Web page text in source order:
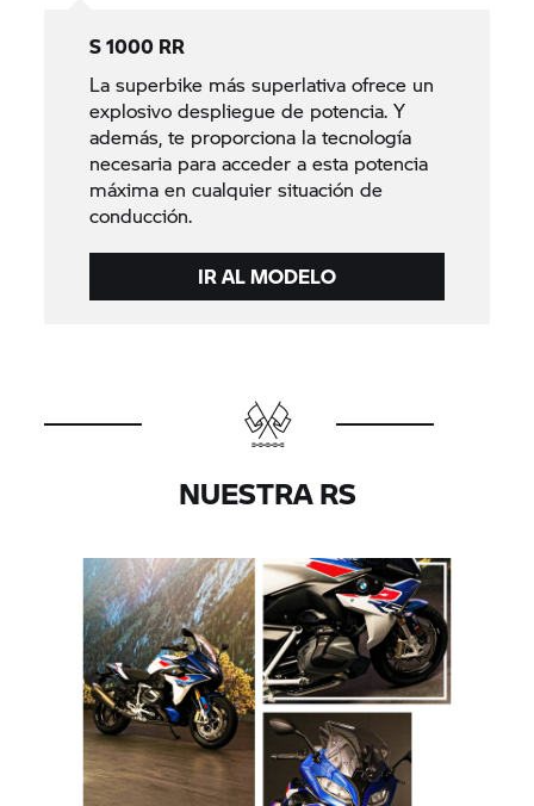
S 1000 RR
La superbike más superlativa ofrece un
explosivo despliegue de potencia. Y
además, te proporciona la tecnología
necesaria para acceder a esta potencia
máxima en cualquier situación de
conducción.
IR AL MODELO
NUESTRA RS